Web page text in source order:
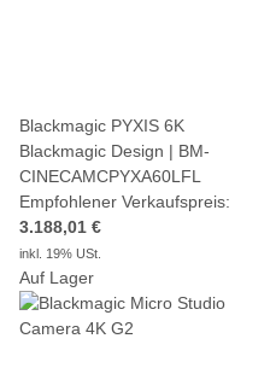
Blackmagic PYXIS 6K
Blackmagic Design | BM-
CINECAMCPYXA60LFL
Empfohlener Verkaufspreis:
3.188,01 €
inkl. 19% USt.
Auf Lager